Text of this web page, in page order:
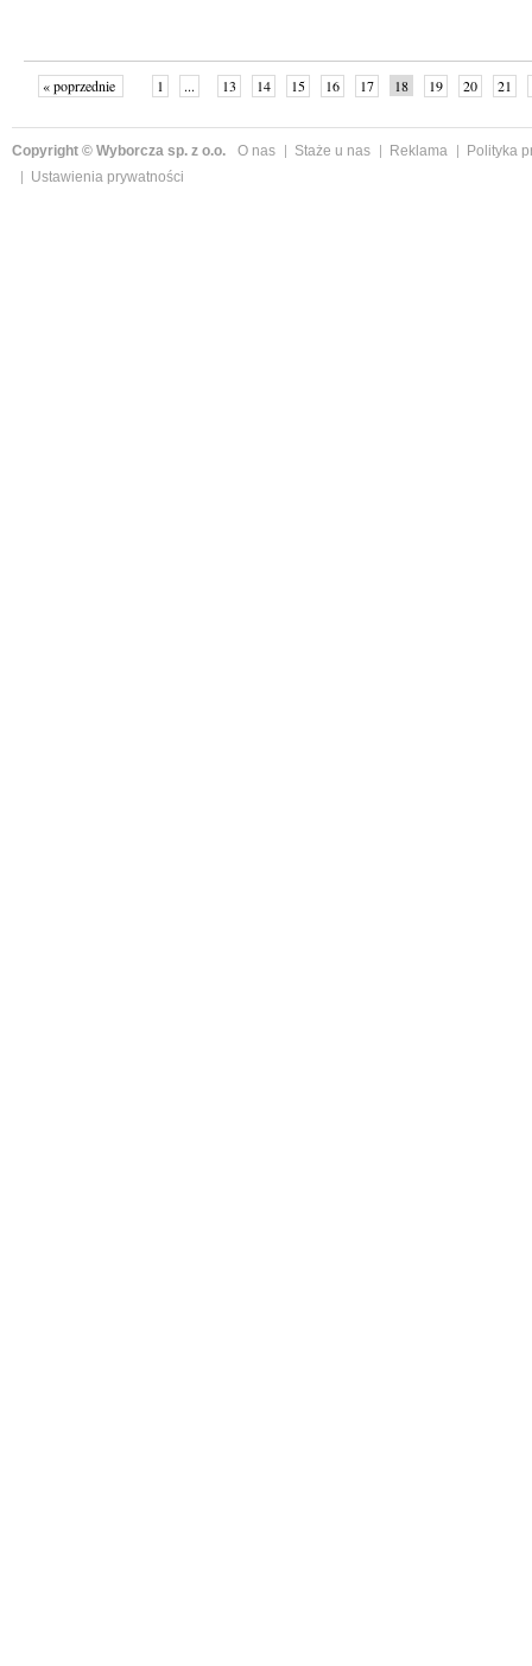
« poprzednie 1 ... 13 14 15 16 17 18 19 20 21
Copyright © Wyborcza sp. z o.o. O nas Staże u nas Reklama
Polityka
Ustawienia prywatności